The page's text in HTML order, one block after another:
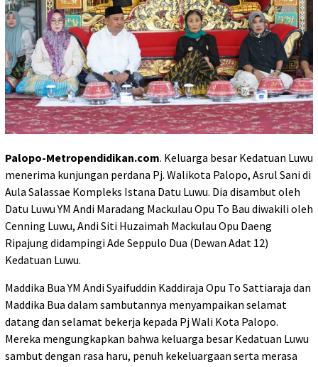
Palopo-Metropendidikan.com. Keluarga besar Kedatuan Luwu
menerima kunjungan perdana Pj. Walikota Palopo, Asrul Sani di
Aula Salassae Kompleks Istana Datu Luwu. Dia disambut oleh
Datu Luwu YM Andi Maradang Mackulau Opu To Bau diwakili oleh
Cenning Luwu, Andi Siti Huzaimah Mackulau Opu Daeng
Ripajung didampingi Ade Seppulo Dua (Dewan Adat 12)
Kedatuan Luwu.
Maddika Bua YM Andi Syaifuddin Kaddiraja Opu To Sattiaraja dan
Maddika Bua dalam sambutannya menyampaikan selamat
datang dan selamat bekerja kepada Pj Wali Kota Palopo.
Mereka mengungkapkan bahwa keluarga besar Kedatuan Luwu
sambut dengan rasa haru, penuh kekeluargaan serta merasa